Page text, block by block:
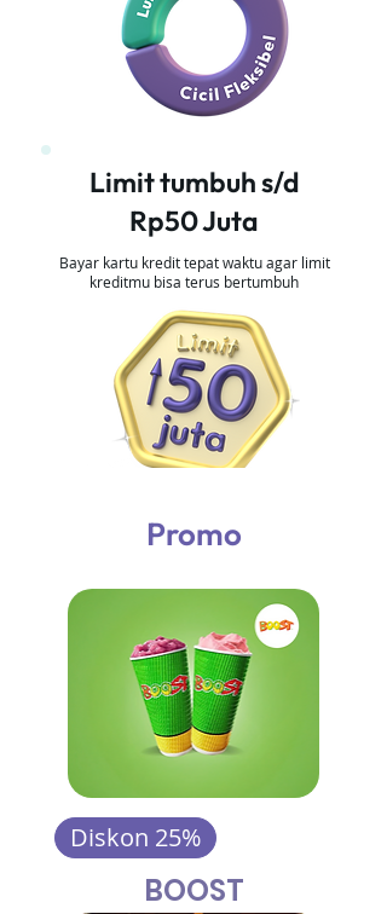
Limit tumbuh s/d
Rp50 Juta
Bayar kartu kredit tepat waktu agar limit
kreditmu bisa terus bertumbuh
Promo
Diskon 25%
BOOST